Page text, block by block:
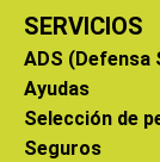
SERVICIOS
ADS (Defensa
Ayudas
Selección de
Seguros